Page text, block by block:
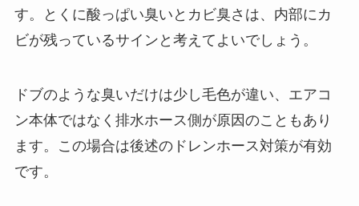
す。とくに酸っぱい臭いとカビ臭さは、内部にカ
ビが残っているサインと考えてよいでしょう。
ドブのような臭いだけは少し毛色が違い、エアコ
ン本体ではなく排水ホース側が原因のこともあり
ます。この場合は後述のドレンホース対策が有効
です。